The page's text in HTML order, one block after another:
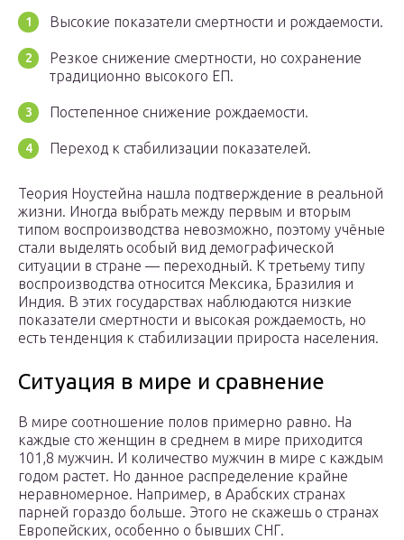
Высокие показатели смертности и рождаемости.
Резкое снижение смертности, но сохранение
традиционно высокого ЕП.
Постепенное снижение рождаемости.
Переход к стабилизации показателей.
Теория Ноустейна нашла подтверждение в реальной
жизни. Иногда выбрать между первым и вторым
типом воспроизводства невозможно, поэтому учёные
стали выделять особый вид демографической
ситуации в стране — переходный. К третьему типу
воспроизводства относится Мексика, Бразилия и
Индия. В этих государствах наблюдаются низкие
показатели смертности и высокая рождаемость, но
есть тенденция к стабилизации прироста населения.
Ситуация в мире и сравнение
В мире соотношение полов примерно равно. На
каждые сто женщин в среднем в мире приходится
101,8 мужчин. И количество мужчин в мире с каждым
годом растет. Но данное распределение крайне
неравномерное. Например, в Арабских странах
парней гораздо больше. Этого не скажешь о странах
Европейских, особенно о бывших СНГ.